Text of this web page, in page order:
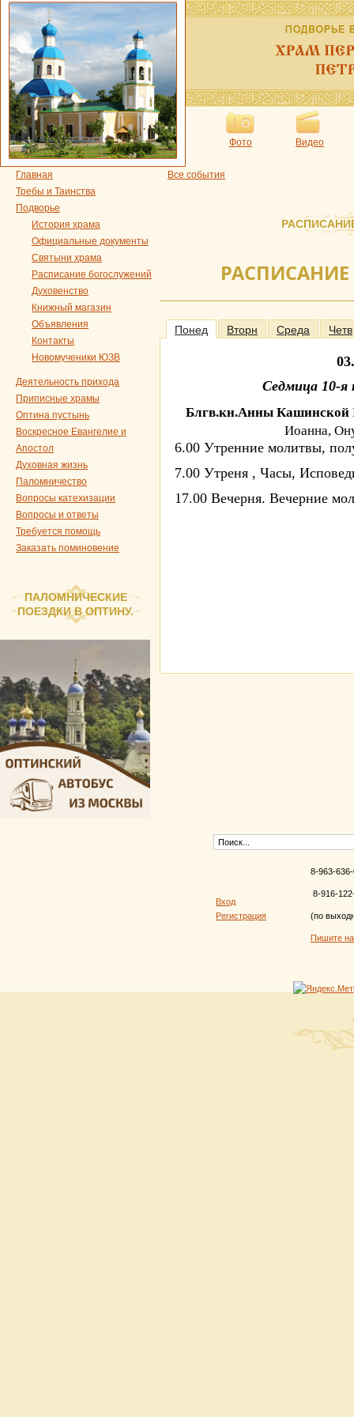
Фото Видео
Главная
Требы и Таинства
Подворье
История храма
Официальные документы
Святыни храма
Расписание богослужений
Духовенство
Книжный магазин
Объявления
Контакты
Новомученики ЮЗВ
Деятельность прихода
Приписные храмы
Оптина пустынь
Воскресное Евангелие и
Апостол
Духовная жизнь
Паломничество
Вопросы катехизации
Вопросы и ответы
Требуется помощь
Заказать поминовение
ПАЛОМНИЧЕСКИЕ
ПОЕЗДКИ В ОПТИНУ.
Все события
Понед Вторн Среда Четв
Седмица 10-
Блгв.кн.Анны Кашинской
Иоанна,
6.00 Утренние молитвы,
7.00 Утреня , Часы,
17.00 Вечерня. Вечерние
Вход
Регистрация
8-963-
8-916-
(по
Пишите